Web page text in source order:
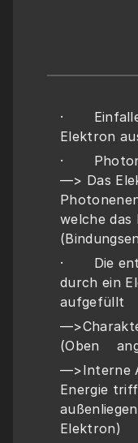
·
Elektron
·
—> Das
welche das
·
durch ein
aufgefüllt
(Oben
—>Interne
Energie
Elektron)